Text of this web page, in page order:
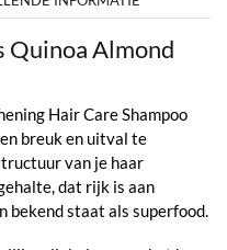
Quinoa Almond
Hair Care Shampoo
breuk en uitval te
van je haar
dat rijk is aan
bekend staat als superfood.